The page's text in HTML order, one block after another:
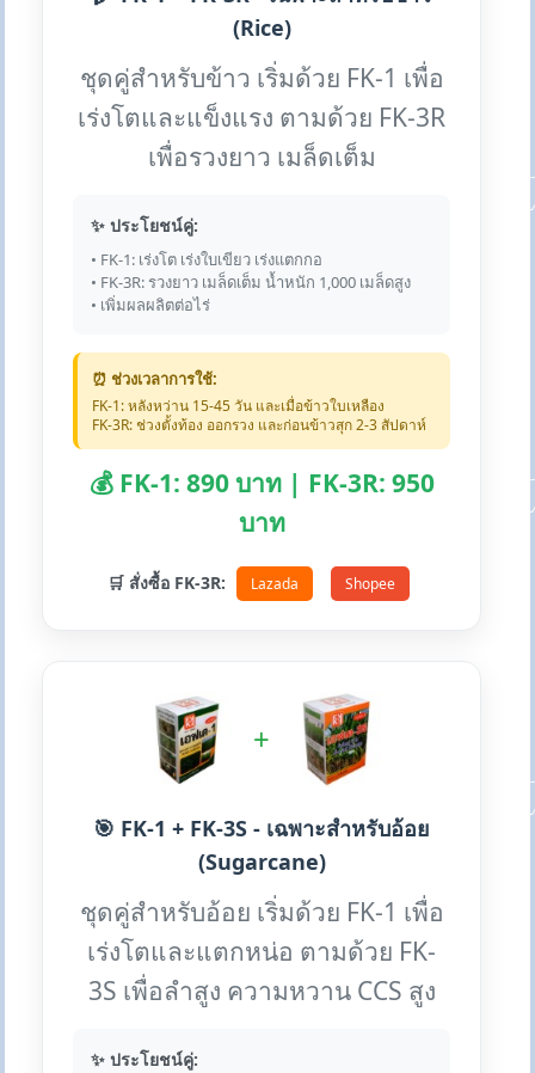
(Rice)
ชุดคู่สำหรับข้าว เริ่มด้วย FK-1 เพื่อ
เร่งโตและแข็งแรง ตามด้วย FK-3R
เพื่อรวงยาว เมล็ดเต็ม
✨ ประโยชน์คู่:
• FK-1: เร่งโต เร่งใบเขียว เร่งแตกกอ
• FK-3R: รวงยาว เมล็ดเต็ม น้ำหนัก 1,000 เมล็ดสูง
• เพิ่มผลผลิตต่อไร่
⏰ ช่วงเวลาการใช้:
FK-1: หลังหว่าน 15-45 วัน และเมื่อข้าวใบเหลือง
FK-3R: ช่วงตั้งท้อง ออกรวง และก่อนข้าวสุก 2-3 สัปดาห์
💰 FK-1: 890 บาท | FK-3R: 950
บาท
🛒 สั่งซื้อ FK-3R: Lazada Shopee
+
🎯 FK-1 + FK-3S - เฉพาะสำหรับอ้อย
(Sugarcane)
ชุดคู่สำหรับอ้อย เริ่มด้วย FK-1 เพื่อ
เร่งโตและแตกหน่อ ตามด้วย FK-
3S เพื่อลำสูง ความหวาน CCS สูง
✨ ประโยชน์คู่: